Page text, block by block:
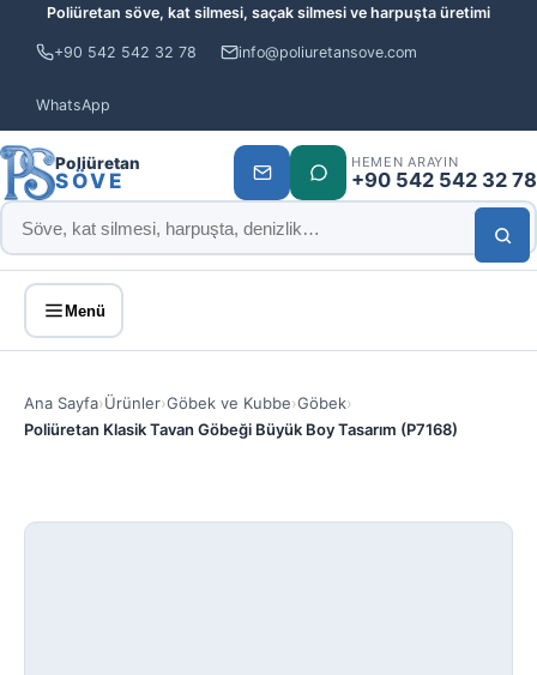
Poliüretan söve, kat silmesi, saçak silmesi ve harpuşta üretimi
+90 542 542 32 78 info@poliuretansove.com
WhatsApp
Poliüretan
SÖVE
HEMEN ARAYIN
+90 542 542 32 78
Menü
Ana Sayfa›Ürünler›Göbek ve Kubbe›Göbek›
Poliüretan Klasik Tavan Göbeği Büyük Boy Tasarım (P7168)